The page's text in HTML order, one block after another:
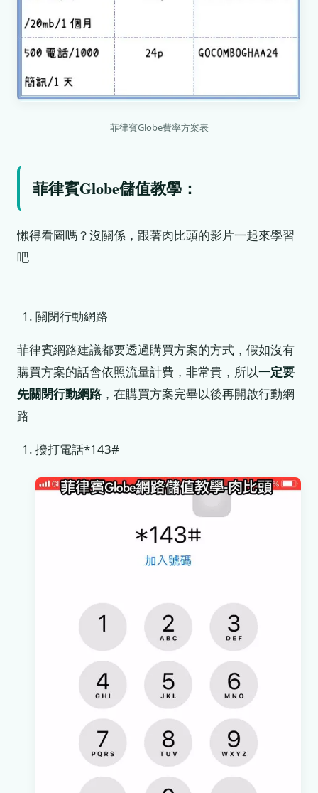
菲律賓Globe費率方案表
菲律賓Globe儲值教學：
懶得看圖嗎？沒關係，跟著肉比頭的影片一起來學習
吧
關閉行動網路
菲律賓網路建議都要透過購買方案的方式，假如沒有
購買方案的話會依照流量計費，非常貴，所以一定要
先關閉行動網路 ，在購買方案完畢以後再開啟行動網
路
撥打電話*143#